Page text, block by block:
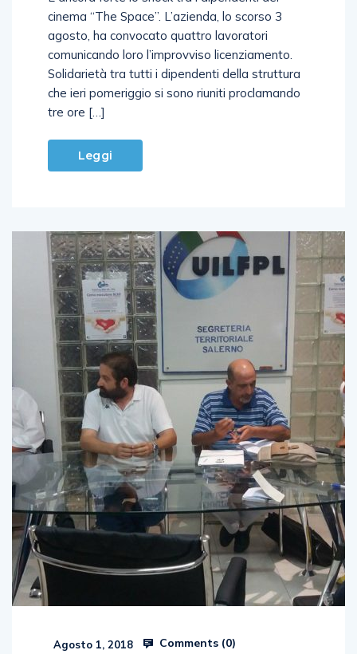
cinema “The Space”. L’azienda, lo scorso 3
agosto, ha convocato quattro lavoratori
comunicando loro l’improvviso licenziamento.
Solidarietà tra tutti i dipendenti della struttura
che ieri pomeriggio si sono riuniti proclamando
tre ore […]
Leggi
Agosto 1, 2018 Comments (0)